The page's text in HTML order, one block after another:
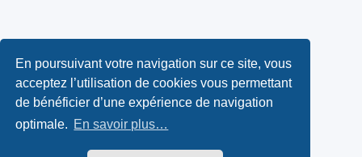
En poursuivant votre navigation sur ce site, vous
acceptez l’utilisation de cookies vous permettant
de bénéficier d’une expérience de navigation
optimale. En savoir plus…